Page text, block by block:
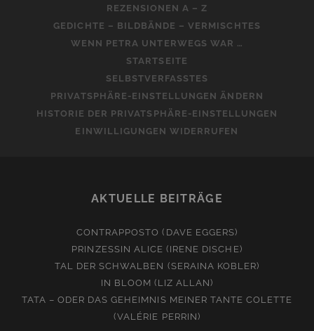
REZENSIONEN A – Z
GEDICHTE – BILDBÄNDE – VERMISCHTES
WENN PETRA UNTERWEGS WAR …
STARTSEITE
SELBSTVERFASSTES
PRIVATSPHÄRE-EINSTELLUNGEN ÄNDERN
HISTORIE DER PRIVATSPHÄRE-EINSTELLUNGEN
EINWILLIGUNGEN WIDERRUFEN
AKTUELLE BEITRÄGE
CONTRAPPOSTO (DAVE EGGERS)
PRINZESSIN ALICE (IRENE DISCHE)
TAL DER SCHWALBEN (SERAINA KOBLER)
IN BLOOM (LIZ ALLAN)
TATA – ODER DAS GEHEIMNIS MEINER TANTE COLETTE
(VALÉRIE PERRIN)